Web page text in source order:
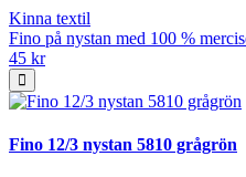
Kinna textil
Fino på nystan med 100 %
45 kr
Fino 12/3 nystan 5810 grågrön